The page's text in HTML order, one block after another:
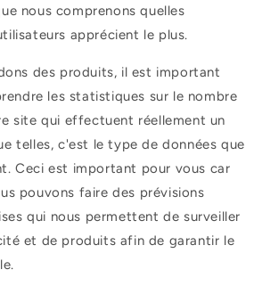
nous comprenons quelles
apprécient le plus.
des produits, il est important
les statistiques sur le nombre
site qui effectuent réellement un
telles, c'est le type de données que
Ceci est important pour vous car
pouvons faire des prévisions
qui nous permettent de surveiller
et de produits afin de garantir le